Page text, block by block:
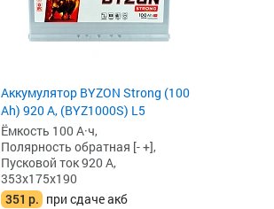
Аккумулятор BYZON Strong (100
Ah) 920 А, (BYZ1000S) L5
Ёмкость 100 А·ч,
Полярность обратная [- +],
Пусковой ток 920 А,
353x175x190
351 р. при сдаче акб